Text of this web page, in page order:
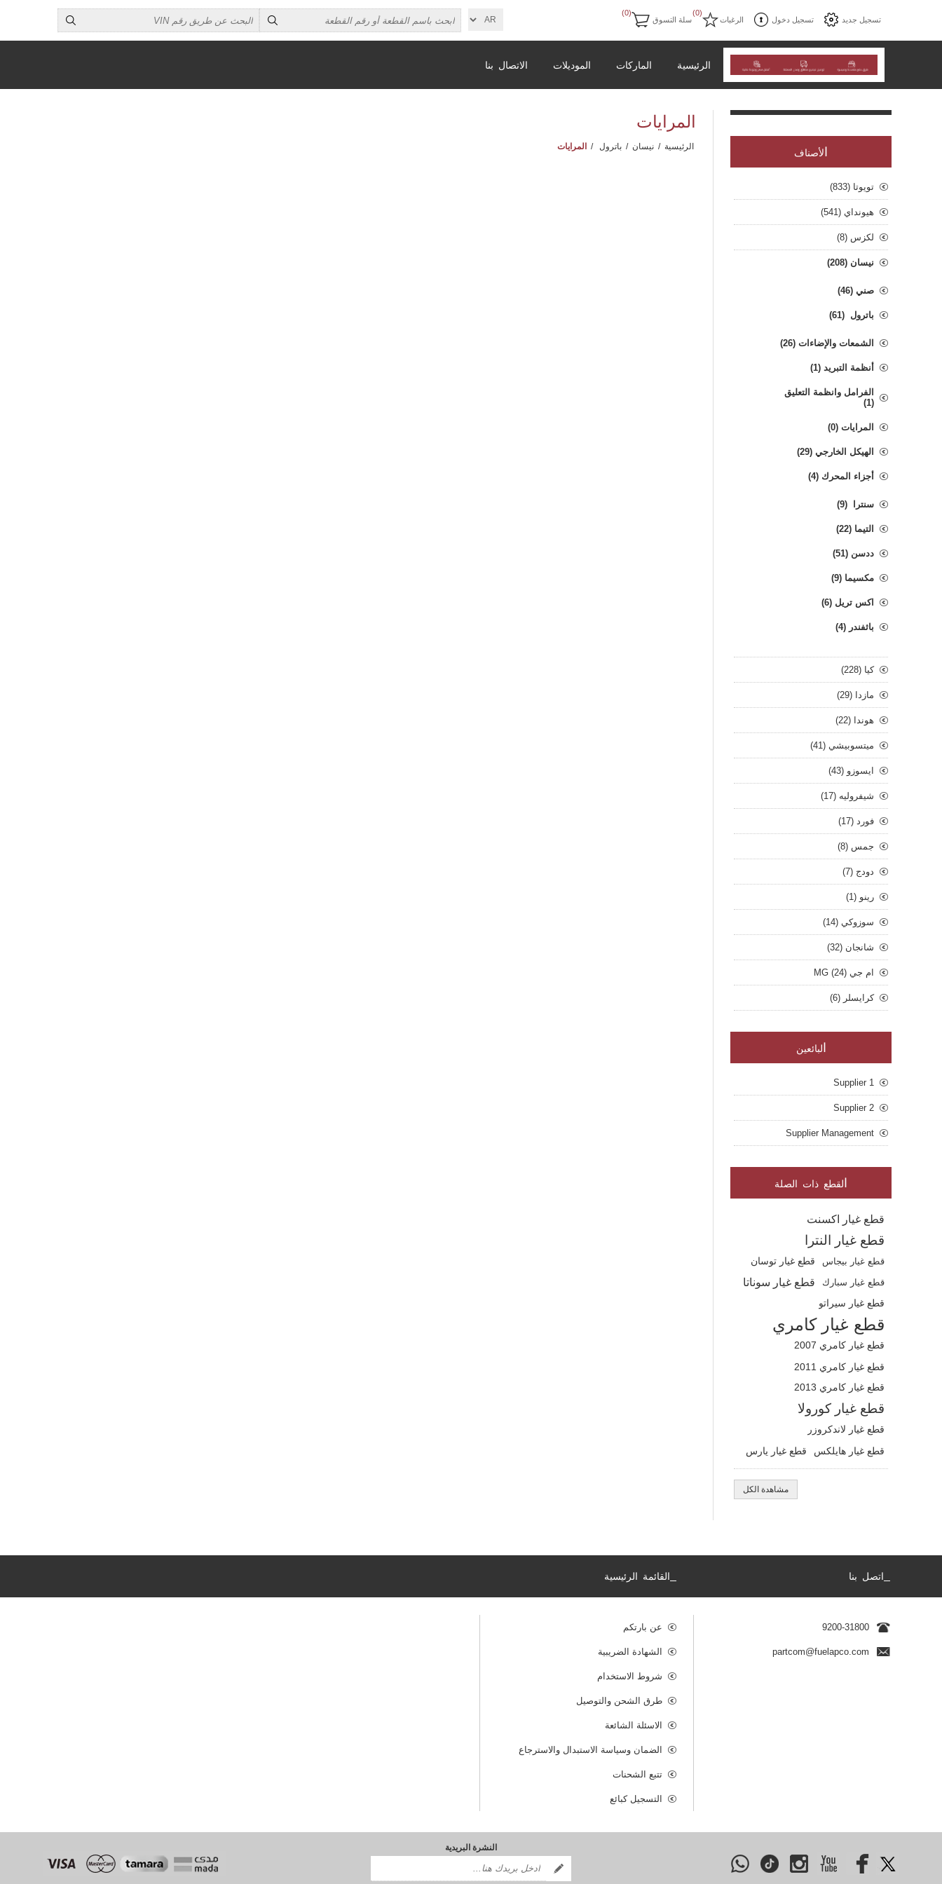
تسجيل جديد تسجيل دخول الرغبات
(0)
سلة التسوق
(0)
الرئيسية الماركات الموديلات الاتصال بنا
المرايات
الرئيسية / نيسان / باترول / المرايات
لأصناف
تويوتا (833)
هيونداي (541)
لكزس (8)
نيسان (208)
صني (46)
باترول (61)
الشمعات والإضاءات (26)
أنظمة التبريد (1)
الفرامل وانظمة التعليق
(1)
المرايات (0)
الهيكل الخارجي (29)
أجزاء المحرك (4)
سنترا (9)
التيما (22)
ددسن (51)
مكسيما (9)
اكس تريل (6)
باثفندر (4)
كيا (228)
مازدا (29)
هوندا (22)
ميتسوبيشي (41)
ايسوزو (43)
شيفروليه (17)
فورد (17)
جمس (8)
دودج (7)
رينو (1)
سوزوكي (14)
شانجان (32)
ام جي MG (24)
كرايسلر (6)
لبائعين
Supplier 1
Supplier 2
Supplier Management
لقطع ذات الصلة
قطع غيار اكسنت
قطع غيار النترا
قطع غيار بيجاس
قطع غيار توسان
قطع غيار سبارك
قطع غيار سوناتا
قطع غيار سيراتو
قطع غيار كامري
قطع غيار كامري 2007
قطع غيار كامري 2011
قطع غيار كامري 2013
قطع غيار كورولا
قطع غيار لاندكروزر
قطع غيار هايلكس قطع غيار يارس
مشاهدة الكل
اتصل بنا
9200-31800
partcom@fuelapco.com
القائمة الرئيسية
عن بارتكم
الشهادة الضريبية
شروط الاستخدام
طرق الشحن والتوصيل
الاسئلة الشائعة
الضمان وسياسة الاستبدال والاسترجاع
تتبع الشحنات
التسجيل كبائع
النشرة البريدية